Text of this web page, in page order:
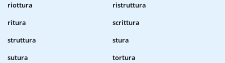
riottura
ristruttura
ritura
scrittura
struttura
stura
sutura
tortura